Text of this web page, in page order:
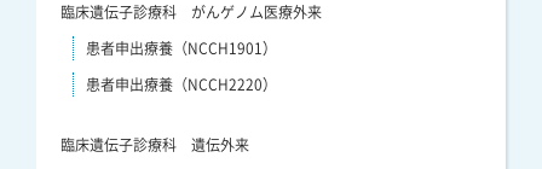
臨床遺伝子診療科 がんゲノム医療外来
患者申出療養（NCCH1901）
患者申出療養（NCCH2220）
臨床遺伝子診療科 遺伝外来